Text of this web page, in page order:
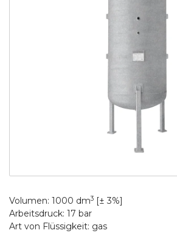
Volumen: 1000 dm3 [± 3%]
Arbeitsdruck: 17 bar
Art von Flüssigkeit: gas